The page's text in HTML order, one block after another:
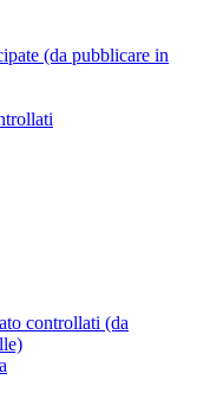
(da pubblicare in
controllati (da